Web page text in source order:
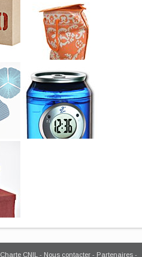
Charte CNIL - Nous contacter - Partenaires -